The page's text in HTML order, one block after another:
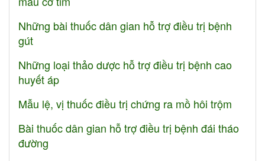
Những bài thuốc dân gian hỗ trợ điều trị bệnh
gút
Những loại thảo dược hỗ trợ điều trị bệnh cao
huyết áp
Mẫu lệ, vị thuốc điều trị chứng ra mồ hôi trộm
Bài thuốc dân gian hỗ trợ điều trị bệnh đái tháo
đường